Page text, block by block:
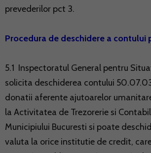
prevederilor pct 3.
Procedura de deschidere a contului
5.1 Inspectoratul General pentru
solicita deschiderea contului
donatii aferente ajutoarelor
la Activitatea de Trezorerie si
Municipiului Bucuresti si poate
valuta la orice institutie de credit,